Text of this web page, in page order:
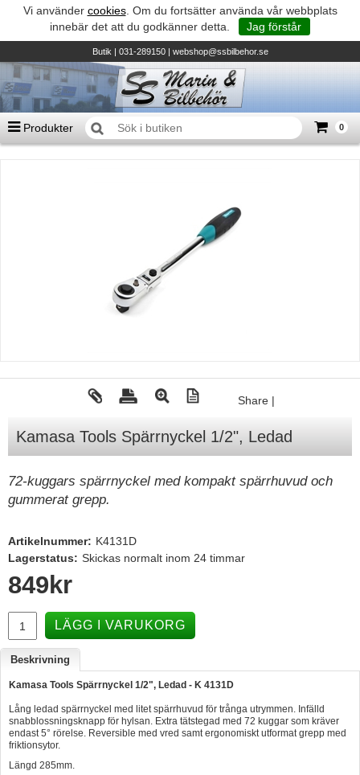
Vi använder cookies. Om du fortsätter använda vår webbplats
innebär det att du godkänner detta.
Jag förstår
Butik| 031-289150 | webshop@ssbilbehor.se
Produkter 0
TILL KASSAN
Suzumar - Gummibåtar
Honda - Utombordare
TK Trailer
Yanmar Servicedelar
Mercury Servicedelar
Garmin
Humminbird
Simrad
B&G
Båttillbehör
Hummertina
Varta - Batterier
Share |
Kamasa Tools Spärrnyckel 1/2", Ledad
72-kuggars spärrnyckel med kompakt spärrhuvud och
gummerat grepp.
Artikelnummer: K4131D
Lagerstatus: Skickas normalt inom 24 timmar
849 kr
LÄGG I VARUKORG
Beskrivning
Kamasa Tools Spärrnyckel 1/2", Ledad - K 4131D
Lång ledad spärrnyckel med litet spärrhuvud för trånga utrymmen. Infälld
snabblossningsknapp för hylsan. Extra tätstegad med 72 kuggar som kräver
endast 5° rörelse. Reversible med vred samt ergonomiskt utformat grepp med
friktionsytor.
Längd 285mm.